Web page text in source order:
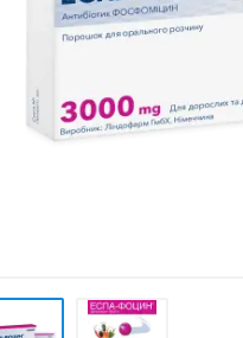
Для детей и мам ›
Косметика CODERMA KIDS